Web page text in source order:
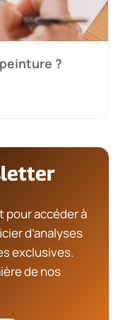
?
pour accéder à
d’analyses
exclusives.
de nos